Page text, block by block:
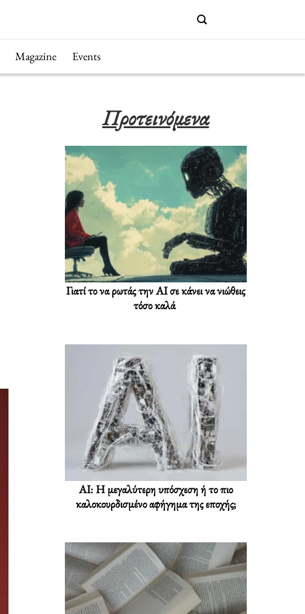
Magazine Events
Προτεινόμενα
Γιατί το να ρωτάς την AI σε κάνει να νιώθεις
τόσο καλά
AI: Η μεγαλύτερη υπόσχεση ή το πιο
καλοκουρδισμένο αφήγημα της εποχής;